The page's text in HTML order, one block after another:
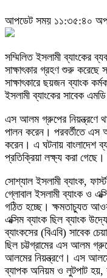
আপডেট সময় ১১:৩৫:৪০
সম্মিলিত ইসলামী ব্যাংকের
সাক্ষাৎকার গ্রহণ শুরু করেছে
সাক্ষাৎকারে ছয়জন ব্যাংক
ইসলামী ব্যাংকের সাবেক
এস আলম গ্রুপের নিয়ন্ত্রণে
পালন করেন। পরবর্তীতে এস
করেন। এ ঘটনায় বাংলাদেশ
প্রতিক্রিয়া লক্ষ্য করা গেছে।
সোশ্যাল ইসলামী ব্যাংক,
গ্লোবাল ইসলামী ব্যাংক ও
গঠিত হচ্ছে। ক্ষমতাচ্যুত
এক্সিম ব্যাংক ছিল ব্যাংক
ব্যাংকসের (বিএবি) সাবেক
ছিল চট্টগ্রামের এস আলম
আলমের নিয়ন্ত্রণে। এস
ব্যাপক অনিয়ম ও লুটপাট